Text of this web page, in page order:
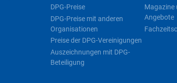
DPG-Preise
DPG-Preise mit anderen
Organisationen
Preise der DPG-Vereinigungen
Auszeichnungen mit DPG-
Beteiligung
Magazine
Angebote